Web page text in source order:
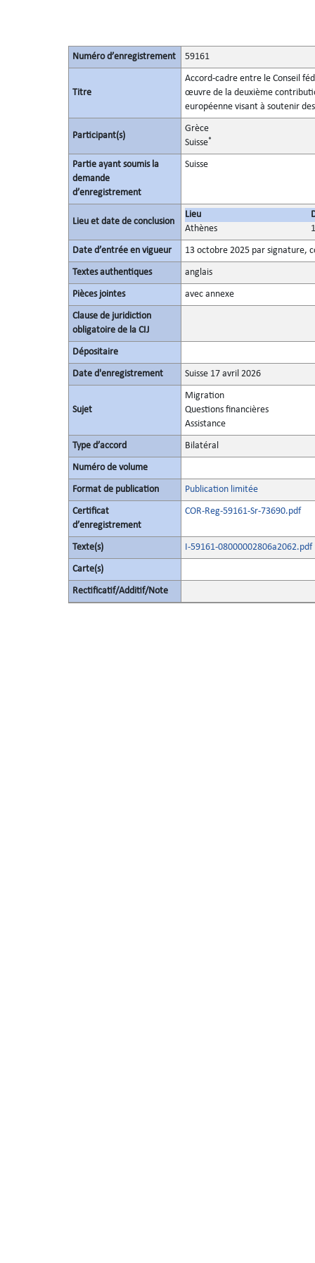
Numéro d’enregistrement 59161
Titre
Accord-cadre entre le Conseil
œuvre de la deuxième
européenne visant à soutenir
Participant(s)
Grèce
Suisse*
Partie ayant soumis la
demande
d’enregistrement
Suisse
Lieu et date de conclusion
Lieu
Athènes
Date d’entrée en vigueur 13 octobre 2025 par signature,
Textes authentiques anglais
Pièces jointes avec annexe
Clause de juridiction
obligatoire de la CIJ
Dépositaire
Date d'enregistrement Suisse 17 avril 2026
Sujet
Migration
Questions financières
Assistance
Type d’accord Bilatéral
Numéro de volume
Format de publication Publication limitée
Certificat
d’enregistrement
COR-Reg-59161-Sr-73690.pdf
Texte(s) I-59161-08000002806a2062.pdf
Carte(s)
Rectificatif/Additif/Note